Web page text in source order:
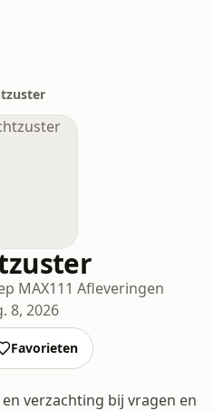
MAX111 Afleveringen
8, 2026
Favorieten
verzachting bij vragen en